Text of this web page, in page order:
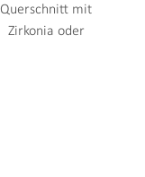
Querschnitt mit
Zirkonia oder